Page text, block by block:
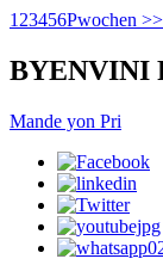
1 23456Pwochen >
BYENVINI
Mande yon Pri